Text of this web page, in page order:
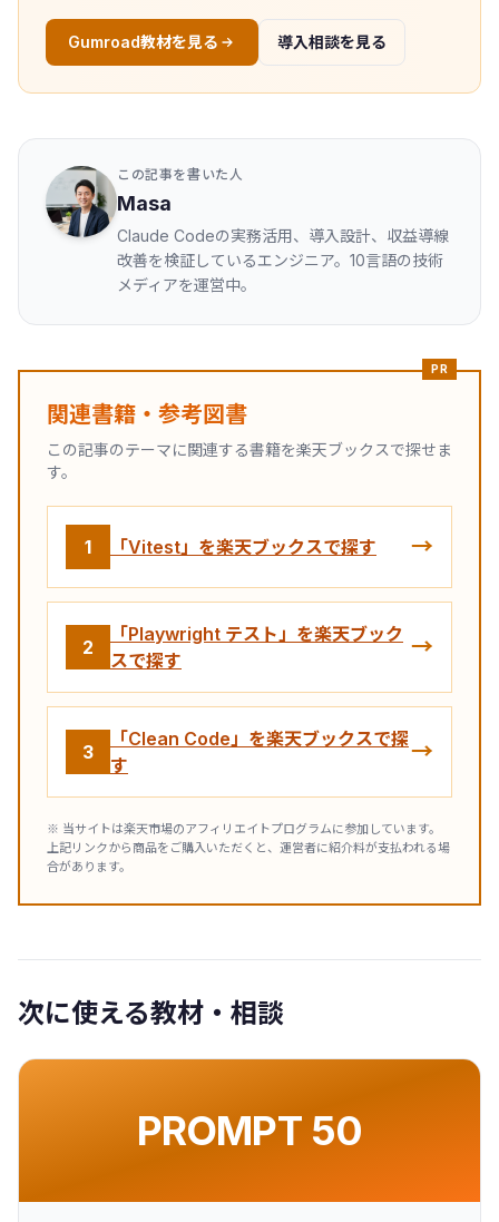
Gumroad教材を見る 導入相談を見る
この記事を書いた人
Masa
Claude Codeの実務活用、導入設計、収益導線
改善を検証しているエンジニア。10言語の技術
メディアを運営中。
PR
関連書籍・参考図書
この記事のテーマに関連する書籍を楽天ブックスで探せま
す。
1 「Vitest」を楽天ブックスで探す →
2
「Playwright テスト」を楽天ブック
スで探す
→
3
「Clean Code」を楽天ブックスで探
す
→
※ 当サイトは楽天市場のアフィリエイトプログラムに参加しています。
上記リンクから商品をご購入いただくと、運営者に紹介料が支払われる場
合があります。
次に使える教材・相談
PROMPT 50